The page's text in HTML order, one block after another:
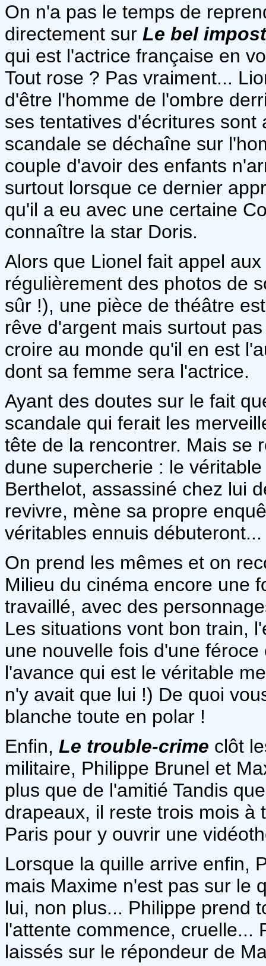
On n'a pas le temps de
directement sur Le bel
qui est l'actrice française en
Tout rose ? Pas vraiment...
d'être l'homme de l'ombre
ses tentatives d'écritures
scandale se déchaîne sur
couple d'avoir des enfants
surtout lorsque ce dernier
qu'il a eu avec une certaine
connaître la star Doris.
Alors que Lionel fait appel
régulièrement des photos de
sûr !), une pièce de théâtre
rêve d'argent mais surtout
croire au monde qu'il en est
dont sa femme sera l'actrice.
Ayant des doutes sur le fait
scandale qui ferait les
tête de la rencontrer. Mais se
dune supercherie : le
Berthelot, assassiné chez lui
revivre, mène sa propre
véritables ennuis débuteront...
On prend les mêmes et on
Milieu du cinéma encore une
travaillé, avec des
Les situations vont bon train,
une nouvelle fois d'une
l'avance qui est le véritable
n'y avait que lui !) De quoi
blanche toute en polar !
Enfin, Le trouble-crime clôt
militaire, Philippe Brunel et
plus que de l'amitié Tandis
drapeaux, il reste trois mois à
Paris pour y ouvrir une
Lorsque la quille arrive enfin,
mais Maxime n'est pas sur le
lui, non plus... Philippe prend
l'attente commence, cruelle...
laissés sur le répondeur de